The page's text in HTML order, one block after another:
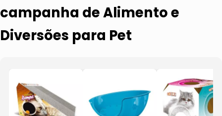
campanha de Alimento e
Diversões para Pet